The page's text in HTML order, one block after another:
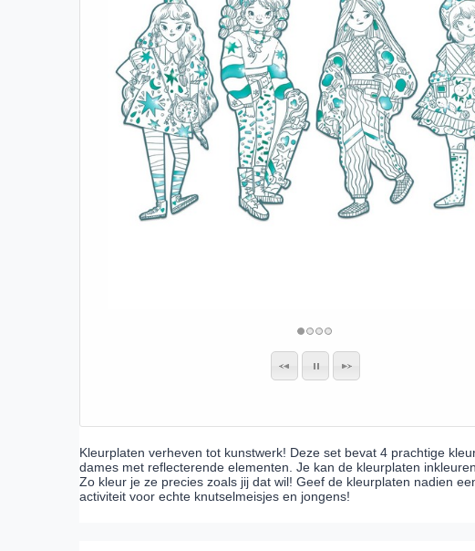
Kleurplaten verheven tot kunstwerk! Deze set bevat 4 prachtige
dames met reflecterende elementen. Je kan de kleurplaten
Zo kleur je ze precies zoals jij dat wil! Geef de kleurplaten nadien
activiteit voor echte knutselmeisjes en jongens!